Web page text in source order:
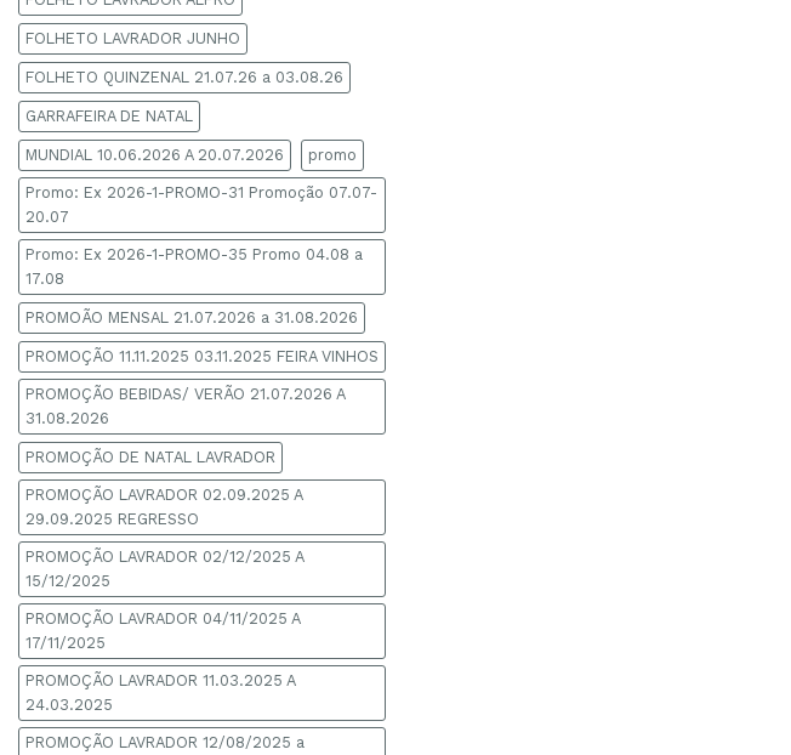
FOLHETO LAVRADOR JUNHO
FOLHETO QUINZENAL 21.07.26 a 03.08.26
GARRAFEIRA DE NATAL
MUNDIAL 10.06.2026 A 20.07.2026 promo
Promo: Ex 2026-1-PROMO-31 Promoção 07.07-
20.07
Promo: Ex 2026-1-PROMO-35 Promo 04.08 a
17.08
PROMOÃO MENSAL 21.07.2026 a 31.08.2026
PROMOÇÃO 11.11.2025 03.11.2025 FEIRA VINHOS
PROMOÇÃO BEBIDAS/ VERÃO 21.07.2026 A
31.08.2026
PROMOÇÃO DE NATAL LAVRADOR
PROMOÇÃO LAVRADOR 02.09.2025 A
29.09.2025 REGRESSO
PROMOÇÃO LAVRADOR 02/12/2025 A
15/12/2025
PROMOÇÃO LAVRADOR 04/11/2025 A
17/11/2025
PROMOÇÃO LAVRADOR 11.03.2025 A
24.03.2025
PROMOÇÃO LAVRADOR 12/08/2025 a